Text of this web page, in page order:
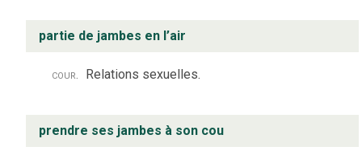
partie de jambes en l’air
cour. Relations sexuelles.
prendre ses jambes à son cou